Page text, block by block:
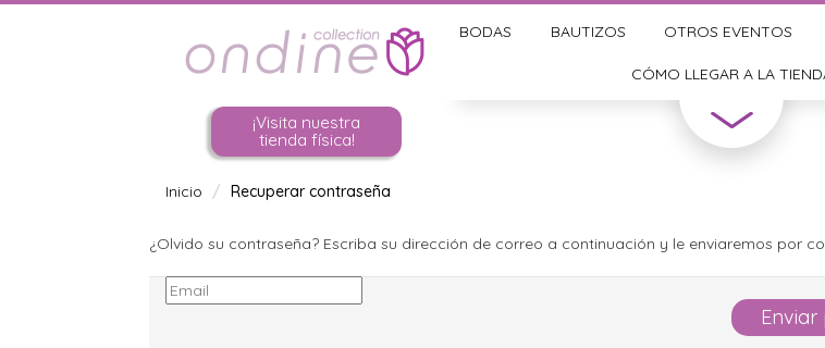
BODAS BAUTIZOS OTROS EVENTOS
CÓMO LLEGAR A LA
¡Visita nuestra
tienda física!
Inicio Recuperar contraseña
¿Olvido su contraseña? Escriba su dirección de correo a continuación y le enviaremos por